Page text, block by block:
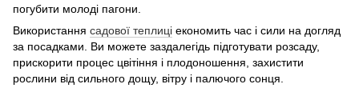
погубити молоді пагони.
Використання садової теплиці економить час і сили на догляд
за посадками. Ви можете заздалегідь підготувати розсаду,
прискорити процес цвітіння і плодоношення, захистити
рослини від сильного дощу, вітру і палючого сонця.